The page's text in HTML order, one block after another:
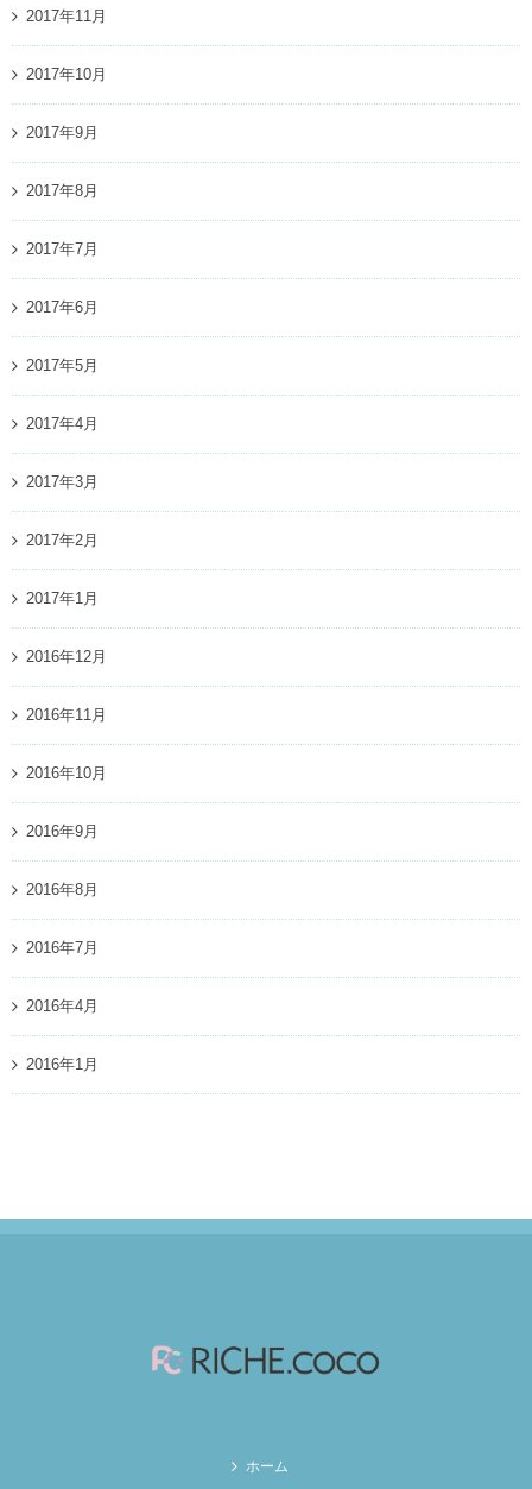
2017年11月
2017年10月
2017年9月
2017年8月
2017年7月
2017年6月
2017年5月
2017年4月
2017年3月
2017年2月
2017年1月
2016年12月
2016年11月
2016年10月
2016年9月
2016年8月
2016年7月
2016年4月
2016年1月
ホーム